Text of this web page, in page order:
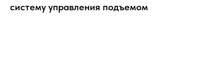
систему управления подъемом